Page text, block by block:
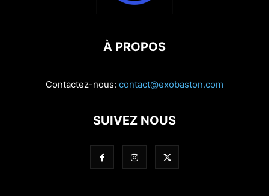
À PROPOS
Contactez-nous: contact@exobaston.com
SUIVEZ NOUS